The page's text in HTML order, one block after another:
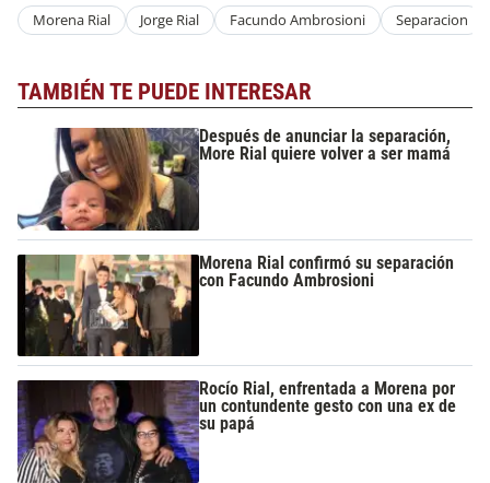
Morena Rial Jorge Rial Facundo Ambrosioni Separacion
TAMBIÉN TE PUEDE INTERESAR
Después de anunciar la separación,
More Rial quiere volver a ser mamá
Morena Rial confirmó su separación
con Facundo Ambrosioni
Rocío Rial, enfrentada a Morena por
un contundente gesto con una ex de
su papá